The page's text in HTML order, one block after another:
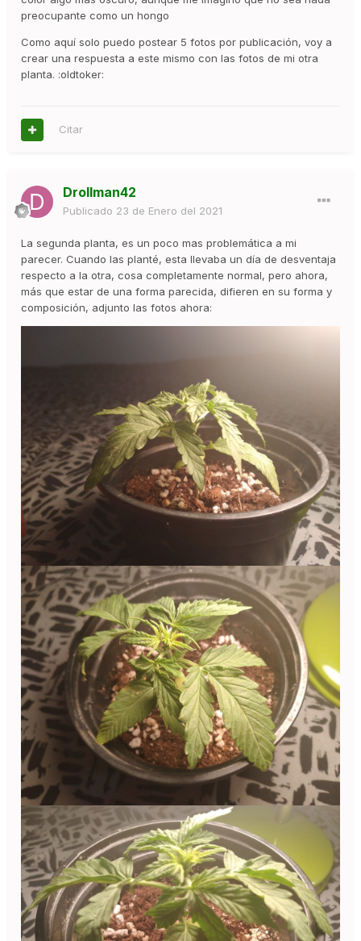
preocupante como un hongo
Como aquí solo puedo postear 5 fotos por publicación, voy a
crear una respuesta a este mismo con las fotos de mi otra
planta. :oldtoker:
Citar
Drollman42
Publicado 23 de Enero del 2021
La segunda planta, es un poco mas problemática a mi
parecer. Cuando las planté, esta llevaba un día de desventaja
respecto a la otra, cosa completamente normal, pero ahora,
más que estar de una forma parecida, difieren en su forma y
composición, adjunto las fotos ahora: